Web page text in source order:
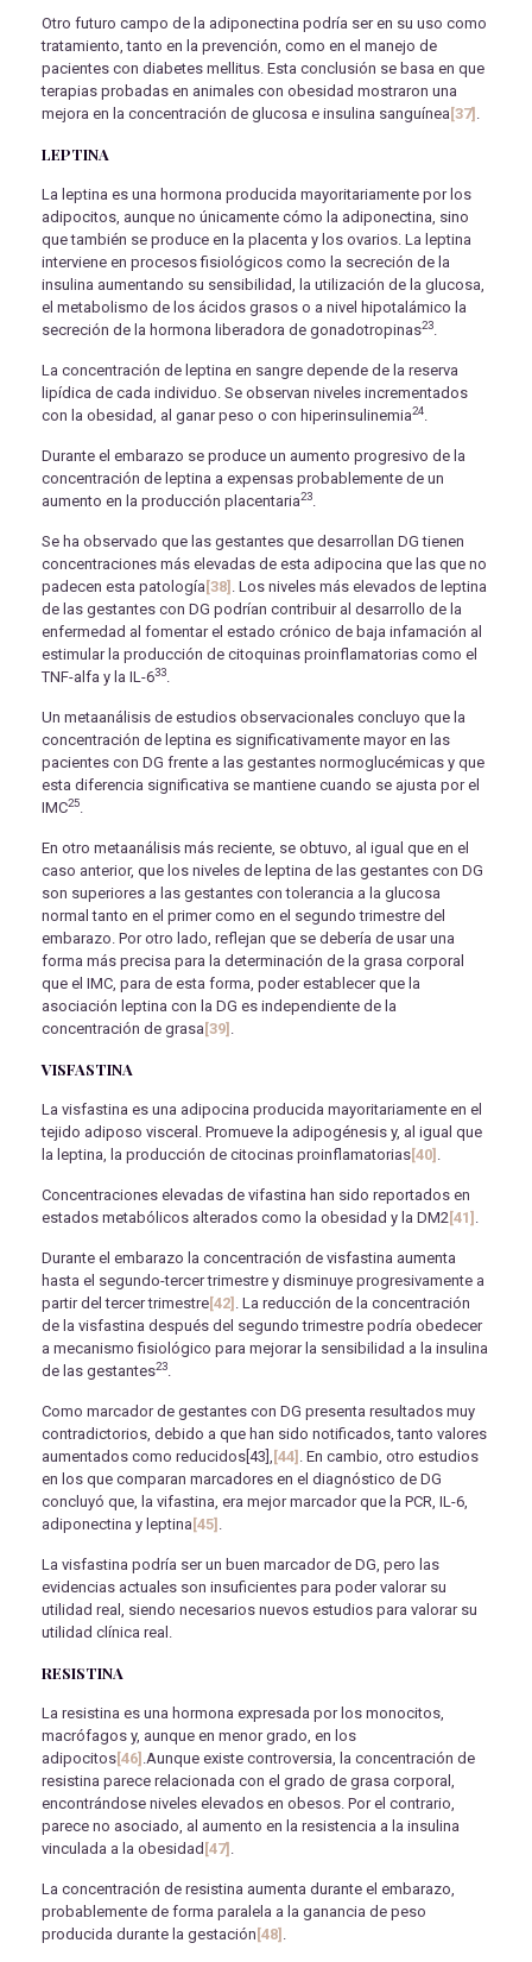
Otro futuro campo de la adiponectina podría ser en su uso como
tratamiento, tanto en la prevención, como en el manejo de
pacientes con diabetes mellitus. Esta conclusión se basa en que
terapias probadas en animales con obesidad mostraron una
mejora en la concentración de glucosa e insulina sanguínea [37] .
LEPTINA
La leptina es una hormona producida mayoritariamente por los
adipocitos, aunque no únicamente cómo la adiponectina, sino
que también se produce en la placenta y los ovarios. La leptina
interviene en procesos fisiológicos como la secreción de la
insulina aumentando su sensibilidad, la utilización de la glucosa,
el metabolismo de los ácidos grasos o a nivel hipotalámico la
secreción de la hormona liberadora de gonadotropinas23.
La concentración de leptina en sangre depende de la reserva
lipídica de cada individuo. Se observan niveles incrementados
con la obesidad, al ganar peso o con hiperinsulinemia24.
Durante el embarazo se produce un aumento progresivo de la
concentración de leptina a expensas probablemente de un
aumento en la producción placentaria23.
Se ha observado que las gestantes que desarrollan DG tienen
concentraciones más elevadas de esta adipocina que las que no
padecen esta patología [38] . Los niveles más elevados de leptina
de las gestantes con DG podrían contribuir al desarrollo de la
enfermedad al fomentar el estado crónico de baja infamación al
estimular la producción de citoquinas proinflamatorias como el
TNF-alfa y la IL-633.
Un metaanálisis de estudios observacionales concluyo que la
concentración de leptina es significativamente mayor en las
pacientes con DG frente a las gestantes normoglucémicas y que
esta diferencia significativa se mantiene cuando se ajusta por el
IMC25.
En otro metaanálisis más reciente, se obtuvo, al igual que en el
caso anterior, que los niveles de leptina de las gestantes con DG
son superiores a las gestantes con tolerancia a la glucosa
normal tanto en el primer como en el segundo trimestre del
embarazo. Por otro lado, reflejan que se debería de usar una
forma más precisa para la determinación de la grasa corporal
que el IMC, para de esta forma, poder establecer que la
asociación leptina con la DG es independiente de la
concentración de grasa [39] .
VISFASTINA
La visfastina es una adipocina producida mayoritariamente en el
tejido adiposo visceral. Promueve la adipogénesis y, al igual que
la leptina, la producción de citocinas proinflamatorias [40] .
Concentraciones elevadas de vifastina han sido reportados en
estados metabólicos alterados como la obesidad y la DM2 [41] .
Durante el embarazo la concentración de visfastina aumenta
hasta el segundo-tercer trimestre y disminuye progresivamente a
partir del tercer trimestre [42] . La reducción de la concentración
de la visfastina después del segundo trimestre podría obedecer
a mecanismo fisiológico para mejorar la sensibilidad a la insulina
de las gestantes23.
Como marcador de gestantes con DG presenta resultados muy
contradictorios, debido a que han sido notificados, tanto valores
aumentados como reducidos[43], [44] . En cambio, otro estudios
en los que comparan marcadores en el diagnóstico de DG
concluyó que, la vifastina, era mejor marcador que la PCR, IL-6,
adiponectina y leptina [45] .
La visfastina podría ser un buen marcador de DG, pero las
evidencias actuales son insuficientes para poder valorar su
utilidad real, siendo necesarios nuevos estudios para valorar su
utilidad clínica real.
RESISTINA
La resistina es una hormona expresada por los monocitos,
macrófagos y, aunque en menor grado, en los
adipocitos [46] .Aunque existe controversia, la concentración de
resistina parece relacionada con el grado de grasa corporal,
encontrándose niveles elevados en obesos. Por el contrario,
parece no asociado, al aumento en la resistencia a la insulina
vinculada a la obesidad [47] .
La concentración de resistina aumenta durante el embarazo,
probablemente de forma paralela a la ganancia de peso
producida durante la gestación [48] .